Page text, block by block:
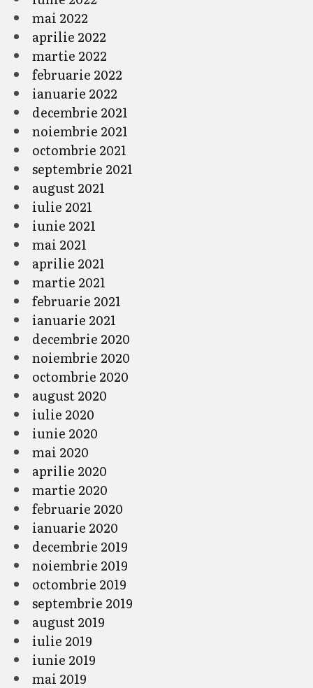
mai 2022
aprilie 2022
martie 2022
februarie 2022
ianuarie 2022
decembrie 2021
noiembrie 2021
octombrie 2021
septembrie 2021
august 2021
iulie 2021
iunie 2021
mai 2021
aprilie 2021
martie 2021
februarie 2021
ianuarie 2021
decembrie 2020
noiembrie 2020
octombrie 2020
august 2020
iulie 2020
iunie 2020
mai 2020
aprilie 2020
martie 2020
februarie 2020
ianuarie 2020
decembrie 2019
noiembrie 2019
octombrie 2019
septembrie 2019
august 2019
iulie 2019
iunie 2019
mai 2019